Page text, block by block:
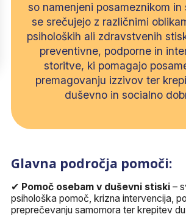
so namenjeni posameznikom in
se srečujejo z različnimi
psiholoških ali zdravstvenih
preventivne, podporne in
storitve, ki pomagajo
premagovanju izzivov ter
duševno in socialno
Glavna področja pomoči:
✔ Pomoč osebam v duševni stiski–
psihološka pomoč, krizna intervencija,
preprečevanju samomora ter krepitev